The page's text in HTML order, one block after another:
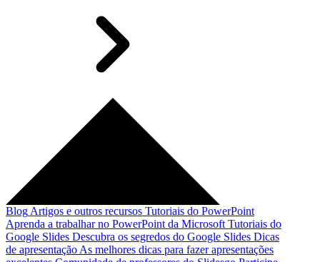
Blog Artigos e outros recursos Tutoriais do PowerPoint
Aprenda a trabalhar no PowerPoint da Microsoft Tutoriais do
Google Slides Descubra os segredos do Google Slides Dicas
de apresentação As melhores dicas para fazer apresentações